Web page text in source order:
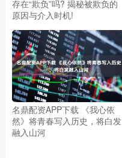
存在“欺负”吗? 揭秘被欺负的
原因与介入时机!
名鼎配资APP下载 《我心依
然》将青春写入历史，将白发
融入山河